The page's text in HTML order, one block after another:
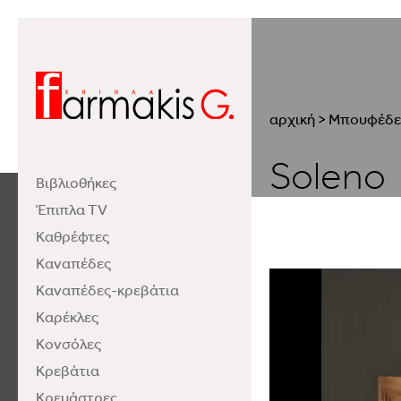
Βιβλιοθήκες
Έπιπλα TV
Καθρέφτες
Καναπέδες
Καναπέδες-κρεβάτια
Καρέκλες
Κονσόλες
Κρεβάτια
αρχική>
Soleno